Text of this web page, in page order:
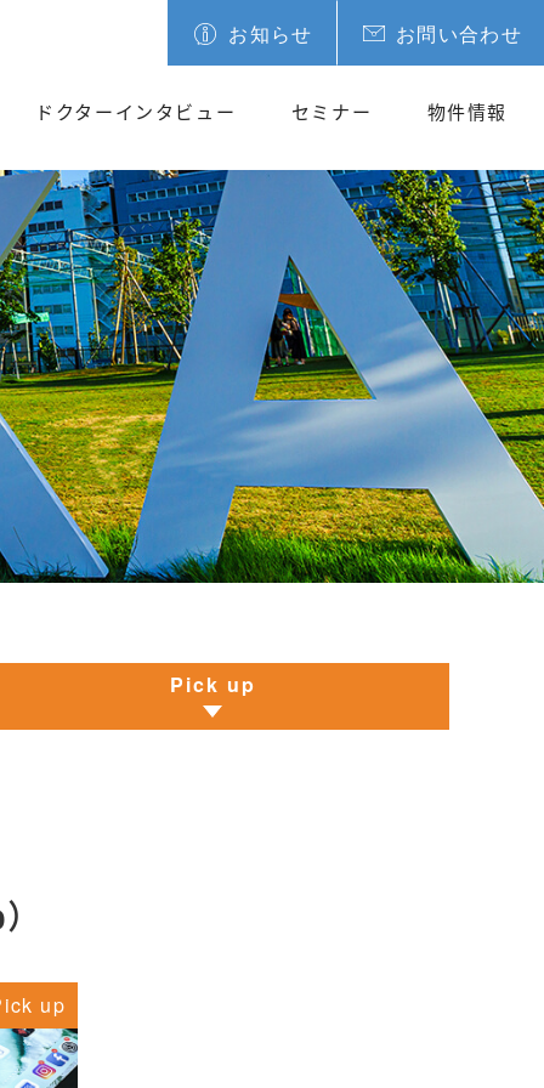
ドクターインタビュー セミナー 物件情報
お知らせ お問い合わせ
Pick up
up